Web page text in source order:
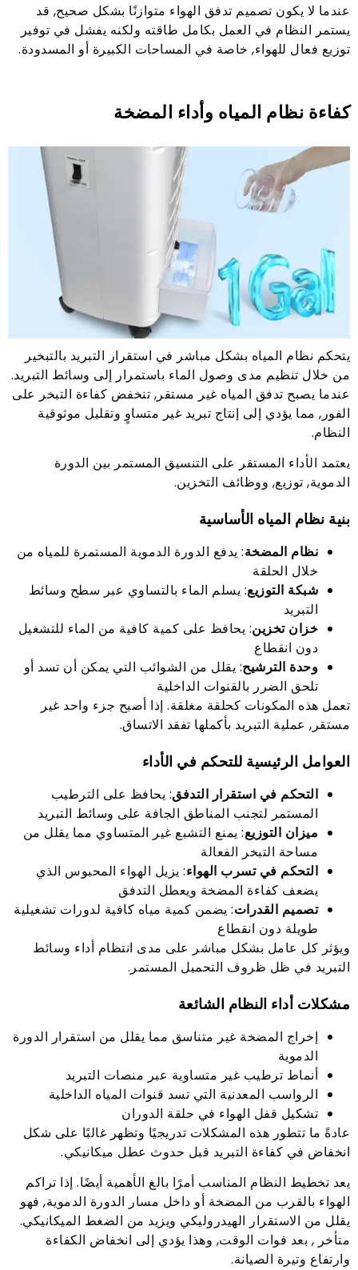
عندما لا يكون تصميم تدفق الهواء متوازنًا بشكل صحيح, قد
يستمر النظام في العمل بكامل طاقته ولكنه يفشل في توفير
توزيع فعال للهواء, خاصة في المساحات الكبيرة أو المسدودة.
كفاءة نظام المياه وأداء المضخة
يتحكم نظام المياه بشكل مباشر في استقرار التبريد بالتبخير
من خلال تنظيم مدى وصول الماء باستمرار إلى وسائط التبريد.
عندما يصبح تدفق المياه غير مستقر, تنخفض كفاءة التبخر على
الفور, مما يؤدي إلى إنتاج تبريد غير متساوٍ وتقليل موثوقية
النظام.
يعتمد الأداء المستقر على التنسيق المستمر بين الدورة
الدموية, توزيع, ووظائف التخزين.
بنية نظام المياه الأساسية
نظام المضخة: يدفع الدورة الدموية المستمرة للمياه من
خلال الحلقة
شبكة التوزيع: يسلم الماء بالتساوي عبر سطح وسائط
التبريد
خزان تخزين: يحافظ على كمية كافية من الماء للتشغيل
دون انقطاع
وحدة الترشيح: يقلل من الشوائب التي يمكن أن تسد أو
تلحق الضرر بالقنوات الداخلية
تعمل هذه المكونات كحلقة مغلقة. إذا أصبح جزء واحد غير
مستقر, عملية التبريد بأكملها تفقد الاتساق.
العوامل الرئيسية للتحكم في الأداء
التحكم في استقرار التدفق: يحافظ على الترطيب
المستمر لتجنب المناطق الجافة على وسائط التبريد
ميزان التوزيع: يمنع التشبع غير المتساوي مما يقلل من
مساحة التبخر الفعالة
التحكم في تسرب الهواء: يزيل الهواء المحبوس الذي
يضعف كفاءة المضخة ويعطل التدفق
تصميم القدرات: يضمن كمية مياه كافية لدورات تشغيلية
طويلة دون انقطاع
ويؤثر كل عامل بشكل مباشر على مدى انتظام أداء وسائط
التبريد في ظل ظروف التحميل المستمر.
مشكلات أداء النظام الشائعة
إخراج المضخة غير متناسق مما يقلل من استقرار الدورة
الدموية
أنماط ترطيب غير متساوية عبر منصات التبريد
الرواسب المعدنية التي تسد قنوات المياه الداخلية
تشكيل قفل الهواء في حلقة الدوران
عادةً ما تتطور هذه المشكلات تدريجيًا وتظهر غالبًا على شكل
انخفاض في كفاءة التبريد قبل حدوث عطل ميكانيكي.
يعد تخطيط النظام المناسب أمرًا بالغ الأهمية أيضًا. إذا تراكم
الهواء بالقرب من المضخة أو داخل مسار الدورة الدموية, فهو
يقلل من الاستقرار الهيدروليكي ويزيد من الضغط الميكانيكي.
متأخر , بعد فوات الوقت, وهذا يؤدي إلى انخفاض الكفاءة
وارتفاع وتيرة الصيانة.